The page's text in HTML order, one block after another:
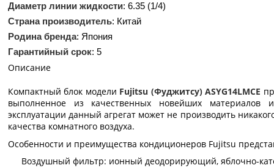
Диаметр линии жидкости: 6.35 (1/4)
Страна производитель: Китай
Родина бренда: Япония
Гарантийный срок: 5
Описание
Компактный блок модели Fujitsu (Фуджитсу) ASYG14LMCE
выполненное из качественных новейших
эксплуатации данный агрегат может не производить
качества комнатного воздуха.
Особенности и преимущества кондиционеров Fujitsu
Воздушный фильтр: ионный деодорирующий, яблочно-